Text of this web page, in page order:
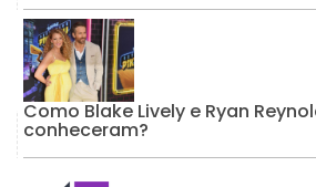
Como Blake Lively e Ryan
conheceram?